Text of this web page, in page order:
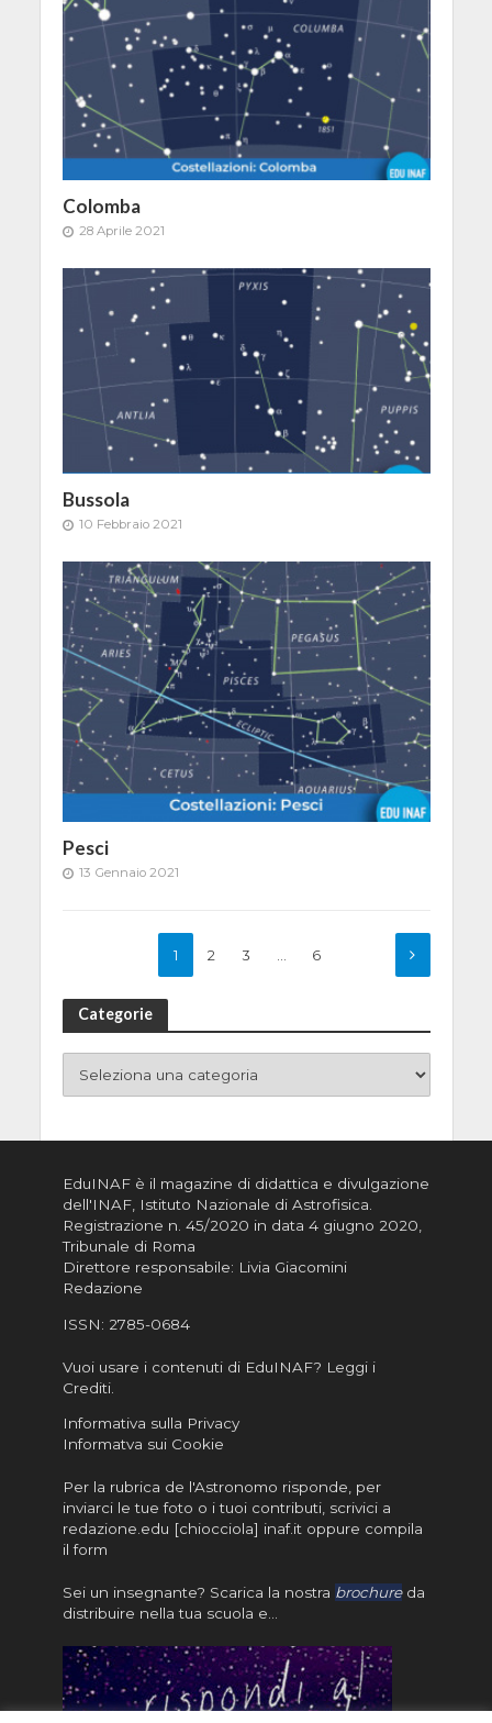
Colomba
28 Aprile 2021
Bussola
10 Febbraio 2021
Pesci
13 Gennaio 2021
1 2 3 … 6
Categorie
EduINAF è il magazine di didattica e divulgazione
dell'INAF, Istituto Nazionale di Astrofisica
Registrazione n. 45/2020 in data 4 giugno 2020,
Tribunale di Roma
Direttore responsabile: Livia Giacomini
Redazione
ISSN: 2785-0684
Vuoi usare i contenuti di EduINAF? Leggi i
Crediti.
Informativa sulla Privacy
Informatva sui Cookie
Per la rubrica de l'Astronomo risponde, per
inviarci le tue foto o i tuoi contributi, scrivici a
redazione.edu [chiocciola] inaf.it oppure compila
il form
Sei un insegnante? Scarica la nostra brochureda
distribuire nella tua scuola e…